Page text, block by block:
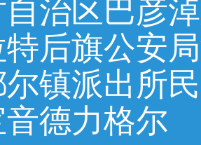
自治区巴彦
后旗公安
镇派出所
音德力格尔